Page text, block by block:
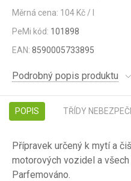
Měrná cena: 104 Kč / l
PeMi kód: 101898
EAN: 8590005733895
Podrobný popis produktu
POPIS TŘÍDY
Přípravek určený k mytí a
motorových vozidel a všech
Parfemováno.